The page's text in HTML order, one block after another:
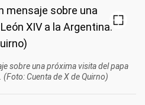
sobre una próxima visita del papa
Cuenta de X de Quirno)